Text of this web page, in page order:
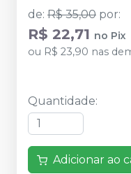
de: R$ 35,00 por:
R$ 22,71 no Pix
ou R$ 23,90 nas
Quantidade:
Adicionar ao